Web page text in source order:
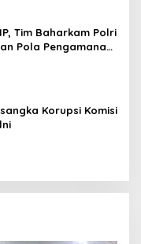
Tim Baharkam Polri
Pola Pengamanan
Jabar
Korupsi Komisi